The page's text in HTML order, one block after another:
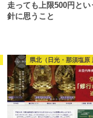
走っても上限500円とい
針に思うこと
県北（日光・那須塩原